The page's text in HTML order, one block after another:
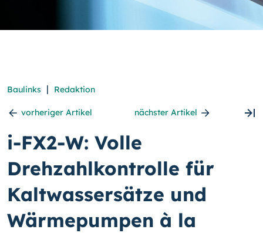
Baulinks | Redaktion
vorheriger Artikel nächster Artikel
i-FX2-W: Volle
Drehzahlkontrolle für
Kaltwassersätze und
Wärmepumpen à la